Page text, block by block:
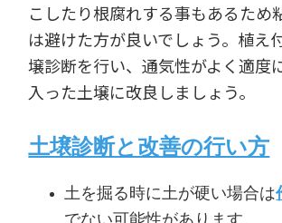
こしたり根腐れする事もあるため
は避けた方が良いでしょう。植え
壌診断を行い、通気性がよく適度
入った土壌に改良しましょう。
土壌診断と改善の行い方
土を掘る時に土が硬い場合は